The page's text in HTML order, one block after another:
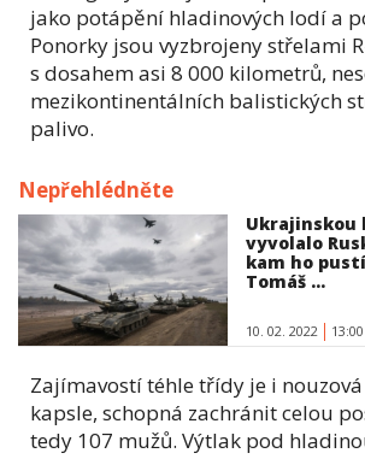
jako potápění hladinových lodí a
Ponorky jsou vyzbrojeny střelami
s dosahem asi 8 000 kilometrů,
mezikontinentálních balistických
palivo.
Nepřehlédněte
Ukrajinskou
vyvolalo
kam ho
Tomáš ...
10. 02. 2022 13:00
Zajímavostí téhle třídy je i
kapsle, schopná zachránit celou
tedy 107 mužů. Výtlak pod